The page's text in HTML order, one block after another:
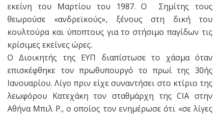
εκείνη του Μαρτίου του 1987. Ο Σημίτης τους
θεωρούσε «ανδρεϊκούς», ξένους στη δική του
κουλτούρα και ύποπτους για το στήσιμο παγίδων τις
κρίσιμες εκείνες ώρες.
Ο Διοικητής της ΕΥΠ διαπίστωσε το χάσμα όταν
επισκέφθηκε τον πρωθυπουργό το πρωί της 30ής
Ιανουαρίου. Λίγο πριν είχε συναντήσει στο κτίριο της
λεωφόρου Κατεχάκη τον σταθμάρχη της CIA στην
Αθήνα Μπιλ P., ο οποίος τον ενημέρωσε ότι «σε λίγες